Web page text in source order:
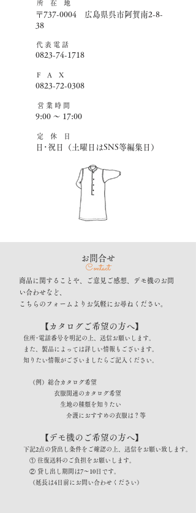
所 在 地
〒737-0004 広島県呉市阿賀南2-8-
38
​代 表 電 話
0823-74-1718
F A X
0823-72-0308
営 業 時 間
9:00 ～ 17:00
​定 休 日
日･祝日（土曜日はSNS等編集日）
​お問合せ
Contact
商品に関することや、ご意見ご感想、デモ機のお問
い合わせなど、
こちらのフォームよりお気軽にお尋ねください。
【カタログご希望の方へ】
住所･電話番号を明記の上、送信お願いします。
また、製品によっては詳しい情報もございます。
知りたい情報がございましたらご記入ください。
（例）総合カタログ希望
衣服関連のカタログ希望
生地の種類を知りたい
介護におすすめの衣服は？等
【デモ機のご希望の方へ】
下記2点の貸出し条件をご確認の上、送信をお願い致します。
① 往復送料のご負担をお願いします。
② 貸し出し期間は7～10日です。
（延長は4日前にお問い合わせください）